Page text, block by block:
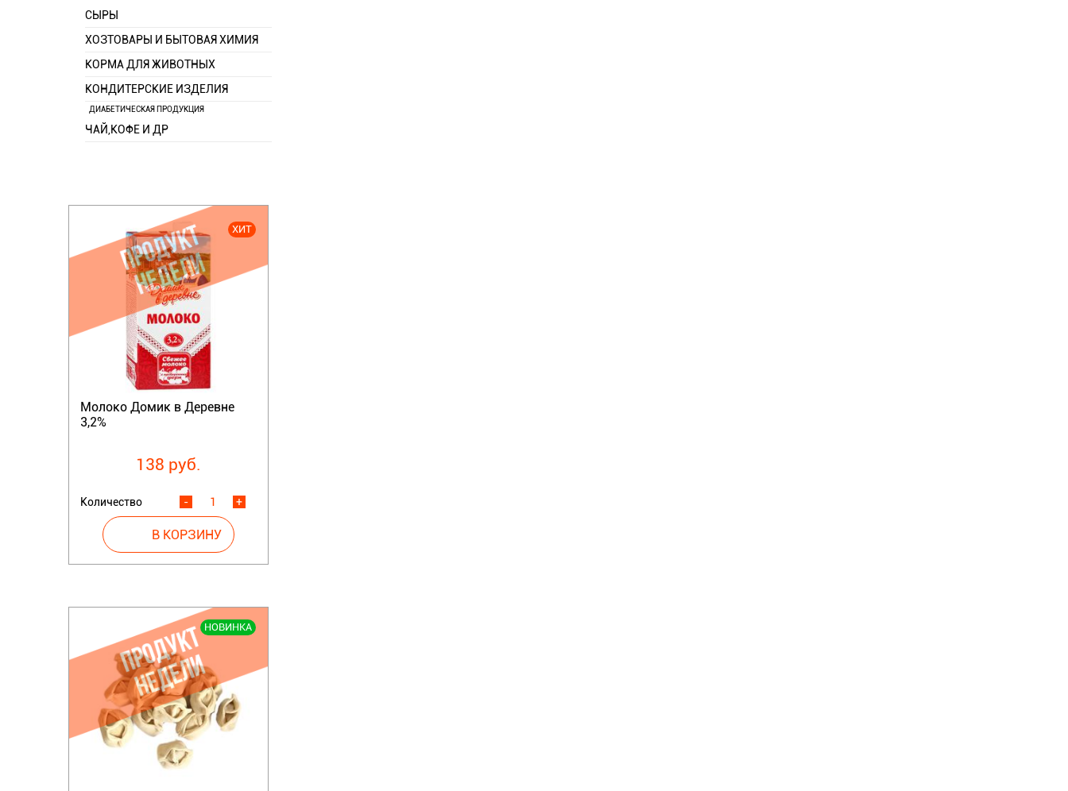
СЫРЫ
ХОЗТОВАРЫ И БЫТОВАЯ ХИМИЯ
КОРМА ДЛЯ ЖИВОТНЫХ
КОНДИТЕРСКИЕ ИЗДЕЛИЯ
ДИАБЕТИЧЕСКАЯ ПРОДУКЦИЯ
ЧАЙ,КОФЕ И ДР
ХИТ
Молоко Домик в Деревне
3,2%
138 руб.
Количество +
-
НОВИНКА